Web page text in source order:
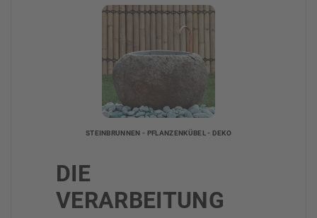
STEINBRUNNEN - PFLANZENKÜBEL - DEKO
DIE
VERARBEITUNG